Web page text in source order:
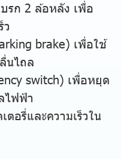
รก 2 ล้อหลัง เพื่อ
brake) เพื่อใช้
นไถล
switch) เพื่อหยุด
ไฟฟ้า
อรี่และความเร็วใน